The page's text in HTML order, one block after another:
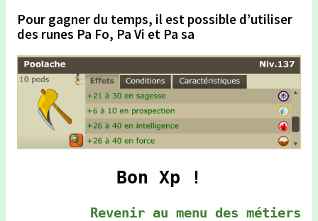
Pour gagner du temps, il est possible d’utiliser
des runes Pa Fo, Pa Vi et Pa sa
Bon Xp !
Revenir au menu des métiers